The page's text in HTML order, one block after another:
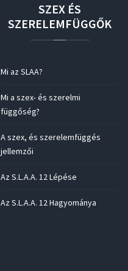
SZEX ÉS
SZERELEMFÜGGŐK
Mi az SLAA?
Mi a szex- és szerelmi
függőség?
A szex, és szerelemfüggés
jellemzői
Az S.L.A.A. 12 Lépése
Az S.L.A.A. 12 Hagyománya